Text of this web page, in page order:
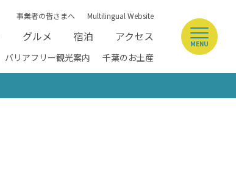
事業者の皆さまへ Multilingual Website
グルメ 宿泊 アクセス
バリアフリー観光案内 千葉のお土産
MENU